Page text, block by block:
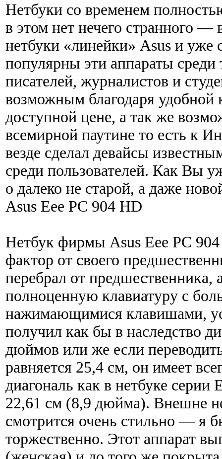
Нетбуки со временем
в этом нет нечего странного —
нетбуки «линейки» Asus и уже
популярны эти аппараты среди
писателей, журналистов и
возможным благодаря удобной
доступной цене, а так же
всемирной паутине то есть к
везде сделал девайсы
среди пользователей. Как Вы
о далеко не старой, а даже
Asus Eee PC 904 HD
Нетбук фирмы Asus Eee PC
фактор от своего
перебрал от предшественника,
полноценную клавиатуру с
нажимающимися клавишами,
получил как бы в наследство
дюймов или же если
равняется 25,4 см, он имеет
диагональ как в нетбуке
22,61 см (8,9 дюйма). Внешне
смотрится очень стильно — я
торжественно. Этот аппарат